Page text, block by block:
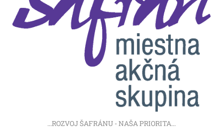
...ROZVOJ ŠAFRÁNU - NAŠA PRIORITA...